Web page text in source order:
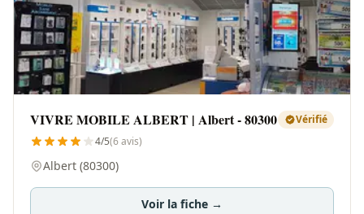
VIVRE MOBILE ALBERT | Albert - 80300
Vérifié
4/5(6 avis)
Albert (80300)
Voir la fiche →